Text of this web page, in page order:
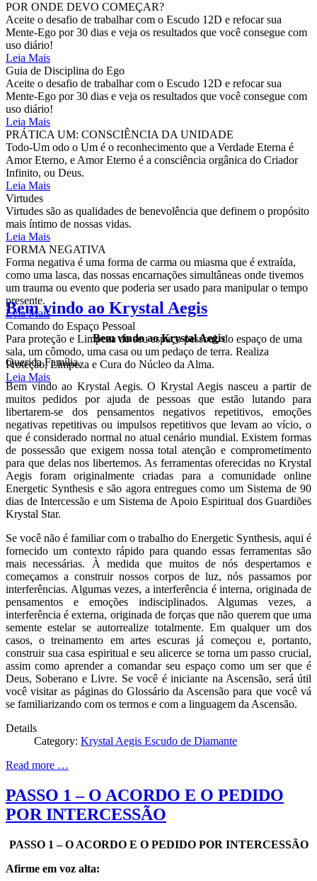
POR ONDE DEVO COMEÇAR?
Aceite o desafio de trabalhar com o Escudo 12D e refocar sua
Mente-Ego por 30 dias e veja os resultados que você consegue com
uso diário!
Leia Mais
Guia de Disciplina do Ego
Aceite o desafio de trabalhar com o Escudo 12D e refocar sua
Mente-Ego por 30 dias e veja os resultados que você consegue com
uso diário!
Leia Mais
PRÁTICA UM: CONSCIÊNCIA DA UNIDADE
Todo-Um odo o Um é o reconhecimento que a Verdade Eterna é
Amor Eterno, e Amor Eterno é a consciência orgânica do Criador
Infinito, ou Deus.
Leia Mais
Virtudes
Virtudes são as qualidades de benevolência que definem o propósito
mais íntimo de nossas vidas.
Leia Mais
FORMA NEGATIVA
Forma negativa é uma forma de carma ou miasma que é extraída,
como uma lasca, das nossas encarnações simultâneas onde tivemos
um trauma ou evento que poderia ser usado para manipular o tempo
presente.
Leia Mais
Comando do Espaço Pessoal
Para proteção e Limpeza do seu espaço pessoal, do espaço de uma
sala, um cômodo, uma casa ou um pedaço de terra. Realiza
Proteção, Limpeza e Cura do Núcleo da Alma.
Leia Mais
Bem vindo ao Krystal Aegis
Bem vindo ao Krystal Aegis
Querida Família,
Bem vindo ao Krystal Aegis. O Krystal Aegis nasceu a partir de
muitos pedidos por ajuda de pessoas que estão lutando para
libertarem-se dos pensamentos negativos repetitivos, emoções
negativas repetitivas ou impulsos repetitivos que levam ao vício, o
que é considerado normal no atual cenário mundial. Existem formas
de possessão que exigem nossa total atenção e comprometimento
para que delas nos libertemos. As ferramentas oferecidas no Krystal
Aegis foram originalmente criadas para a comunidade online
Energetic Synthesis e são agora entregues como um Sistema de 90
dias de Intercessão e um Sistema de Apoio Espiritual dos Guardiões
Krystal Star.
Se você não é familiar com o trabalho do Energetic Synthesis, aqui é
fornecido um contexto rápido para quando essas ferramentas são
mais necessárias. À medida que muitos de nós despertamos e
começamos a construir nossos corpos de luz, nós passamos por
interferências. Algumas vezes, a interferência é interna, originada de
pensamentos e emoções indisciplinados. Algumas vezes, a
interferência é externa, originada de forças que não querem que uma
semente estelar se autorrealize totalmente. Em qualquer um dos
casos, o treinamento em artes escuras já começou e, portanto,
construir sua casa espiritual e seu alicerce se torna um passo crucial,
assim como aprender a comandar seu espaço como um ser que é
Deus, Soberano e Livre. Se você é iniciante na Ascensão, será útil
você visitar as páginas do Glossário da Ascensão para que você vá
se familiarizando com os termos e com a linguagem da Ascensão.
Details
Category: Krystal Aegis Escudo de Diamante
Read more …
PASSO 1 – O ACORDO E O PEDIDO
POR INTERCESSÃO
PASSO 1 – O ACORDO E O PEDIDO POR INTERCESSÃO
Afirme em voz alta: